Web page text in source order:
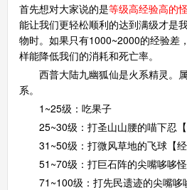
首先想对大家说的是等级高经验高的
能让我们更轻松顺利的达到满级才是
物时。如果只有1000~2000的经验差
样能降低我们的消耗和死亡率。
西普大陆九幽狐仙是火系精灵。
系。
1~25级：吃果子
25~30级：打圣山山腰的喵下忍【
31~50级：打微风草地的飞球【经
51~70级：打巨石阵的尖嘴哆哆怪
71~100级：打先民遗迹的尖嘴哆